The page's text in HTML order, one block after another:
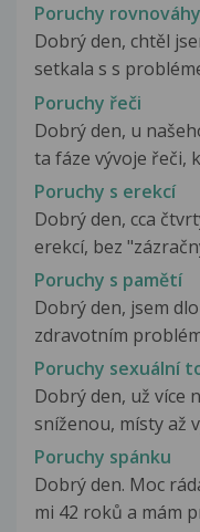
Poruchy
Dobrý den, chtěl
setkala s s
Poruchy řeči
Dobrý den, u
ta fáze vývoje řeči,
Poruchy s erekcí
Dobrý den, cca
erekcí, bez
Poruchy s pamětí
Dobrý den, jsem
zdravotním
Poruchy sexuální
Dobrý den, už více
sníženou, místy až
Poruchy spánku
Dobrý den. Moc
mi 42 roků a mám